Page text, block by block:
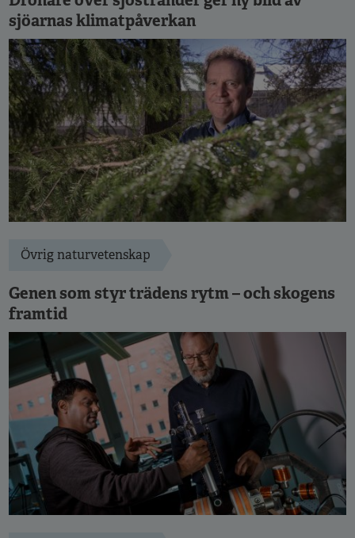
sjöarnas klimatpåverkan
Övrig naturvetenskap
Genen som styr trädens rytm – och skogens
framtid